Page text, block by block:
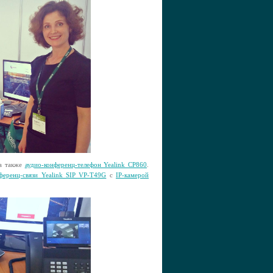
также аудио-конференц-телефон Yealink CP860
связи Yealink SIP VP-T49G сIP-камерой